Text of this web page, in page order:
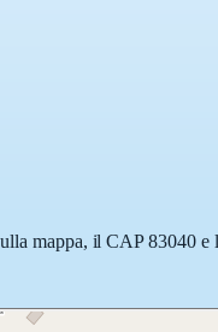
mappa, il CAP 83040 e